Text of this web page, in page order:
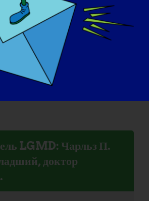
LGMD: Маттиа
LGMD: Чарльз П.
доктор